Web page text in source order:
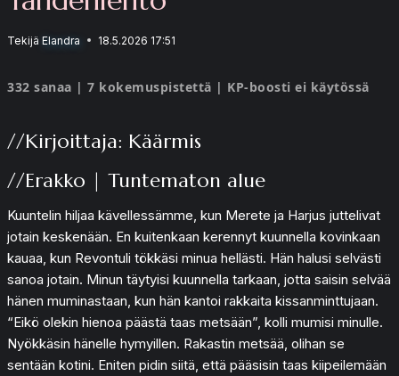
Tekijä Elandra 18.5.2026 17:51
332 sanaa | 7 kokemuspistettä | KP-boosti ei käytössä
//Kirjoittaja: Käärmis
//Erakko | Tuntematon alue
Kuuntelin hiljaa kävellessämme, kun Merete ja Harjus juttelivat
jotain keskenään. En kuitenkaan kerennyt kuunnella kovinkaan
kauaa, kun Revontuli tökkäsi minua hellästi. Hän halusi selvästi
sanoa jotain. Minun täytyisi kuunnella tarkaan, jotta saisin selvää
hänen muminastaan, kun hän kantoi rakkaita kissanminttujaan.
“Eikö olekin hienoa päästä taas metsään”, kolli mumisi minulle.
Nyökkäsin hänelle hymyillen. Rakastin metsää, olihan se
sentään kotini. Eniten pidin siitä, että pääsisin taas kiipeilemään